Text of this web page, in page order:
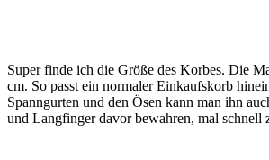
Super finde ich die Größe des Korbes. Die
cm. So passt ein normaler Einkaufskorb
Spanngurten und den Ösen kann man ihn
und Langfinger davor bewahren, mal schnell